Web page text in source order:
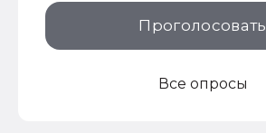
Проголосовать
Все опросы